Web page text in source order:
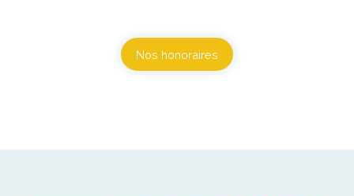
Nos honoraires